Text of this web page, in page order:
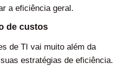
a eficiência geral.
de custos
de TI vai muito além da
estratégias de eficiência.